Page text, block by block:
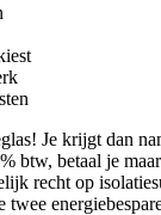
Je krijgt dan
btw, betaal je
recht op